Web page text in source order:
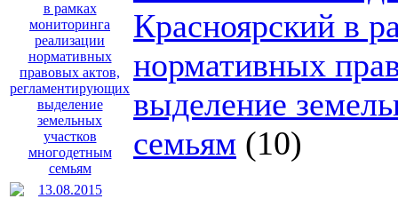
Красноярский в
нормативных
выделение
семьям (10)